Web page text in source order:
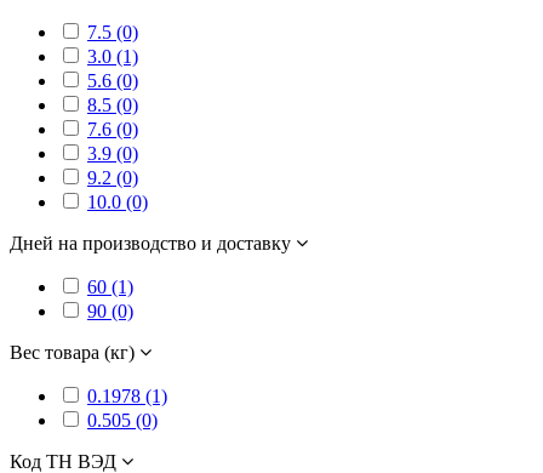
7.5 (0)
3.0 (1)
5.6 (0)
8.5 (0)
7.6 (0)
3.9 (0)
9.2 (0)
10.0 (0)
Дней на производство и доставку
60 (1)
90 (0)
Вес товара (кг)
0.1978 (1)
0.505 (0)
Код ТН ВЭД